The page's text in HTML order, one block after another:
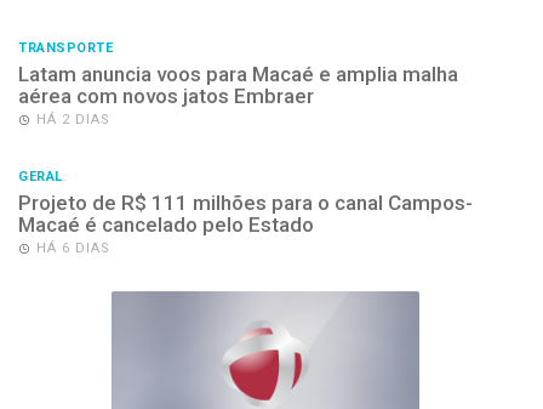
TRANSPORTE
Latam anuncia voos para Macaé e amplia malha
aérea com novos jatos Embraer
HÁ 2 DIAS
GERAL
Projeto de R$ 111 milhões para o canal Campos-
Macaé é cancelado pelo Estado
HÁ 6 DIAS